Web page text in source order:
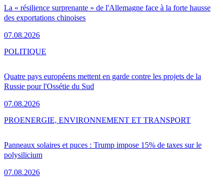
La « résilience surprenante » de l'Allemagne face à la forte hausse
des exportations chinoises
07.08.2026
Quatre pays européens mettent en garde contre les projets de la
Russie pour l'Ossétie du Sud
07.08.2026
POLITIQUE
Panneaux solaires et puces : Trump impose 15% de taxes sur le
polysilicium
07.08.2026
PROENERGIE, ENVIRONNEMENT ET TRANSPORT